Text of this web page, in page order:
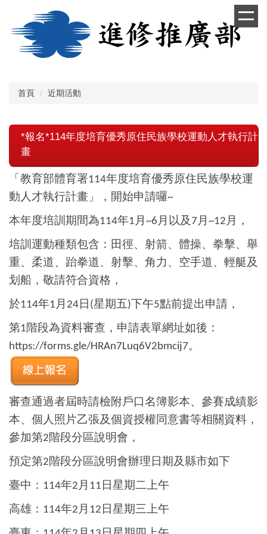
主
首頁
近期活動
*報名*114年度培育優秀原住民族學校運動人才執行計
畫
「教育部體育署114年度培育優秀原住民族學校運
動人才執行計畫」，開始申請囉~
本年度培訓期間為114年1 月 ~6 月以及 7 月 ~12 月，
培訓運動種類包含：田徑、射箭、體操、拳擊、舉
重、柔道、跆拳道、射擊、角力、空手道、輕艇及
划船，敬請符合資格，
於114年1 月 24 日 (星期五)下午5點前提出申請，
第1階段為資料審查，申請表單網址如後：
https://forms.gle/HRAn7Luq6V2bmcij7。
審查通過者屆時請檢附戶口名簿影本、參賽成績影
本、個人照片乙張及個資授權同意書等相關資料，
參加第2階段分區說明會，
預定第2階段分區說明會辦理日期及縣市如下
臺中： 114年2 月 11 日星期二上午
高雄： 114年2 月 12 日星期三上午